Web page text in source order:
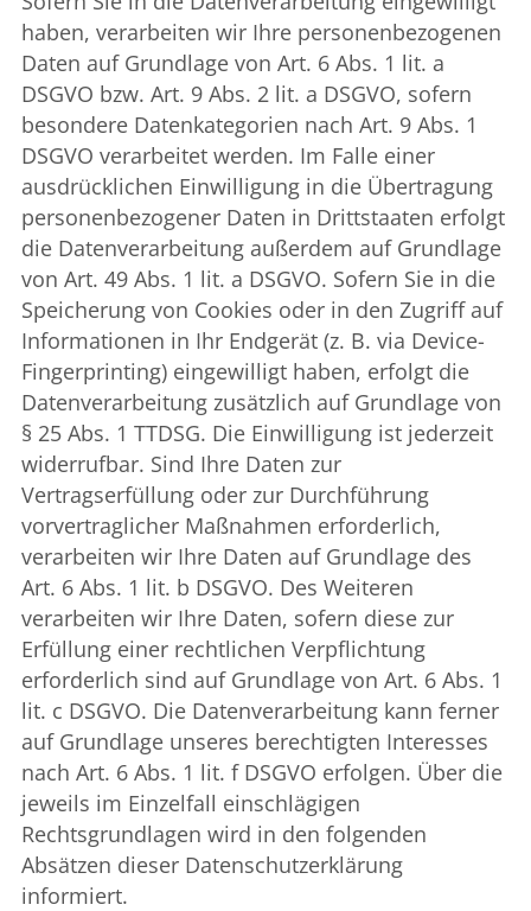
haben, verarbeiten wir Ihre personenbezogenen
Daten auf Grundlage von Art. 6 Abs. 1 lit. a
DSGVO bzw. Art. 9 Abs. 2 lit. a DSGVO, sofern
besondere Datenkategorien nach Art. 9 Abs. 1
DSGVO verarbeitet werden. Im Falle einer
ausdrücklichen Einwilligung in die Übertragung
personenbezogener Daten in Drittstaaten erfolgt
die Datenverarbeitung außerdem auf Grundlage
von Art. 49 Abs. 1 lit. a DSGVO. Sofern Sie in die
Speicherung von Cookies oder in den Zugriff auf
Informationen in Ihr Endgerät (z. B. via Device-
Fingerprinting) eingewilligt haben, erfolgt die
Datenverarbeitung zusätzlich auf Grundlage von
§ 25 Abs. 1 TTDSG. Die Einwilligung ist jederzeit
widerrufbar. Sind Ihre Daten zur
Vertragserfüllung oder zur Durchführung
vorvertraglicher Maßnahmen erforderlich,
verarbeiten wir Ihre Daten auf Grundlage des
Art. 6 Abs. 1 lit. b DSGVO. Des Weiteren
verarbeiten wir Ihre Daten, sofern diese zur
Erfüllung einer rechtlichen Verpflichtung
erforderlich sind auf Grundlage von Art. 6 Abs. 1
lit. c DSGVO. Die Datenverarbeitung kann ferner
auf Grundlage unseres berechtigten Interesses
nach Art. 6 Abs. 1 lit. f DSGVO erfolgen. Über die
jeweils im Einzelfall einschlägigen
Rechtsgrundlagen wird in den folgenden
Absätzen dieser Datenschutzerklärung
informiert.